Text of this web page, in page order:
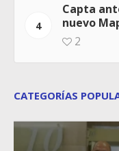
4
Capta
nuevo
2
CATEGORÍAS